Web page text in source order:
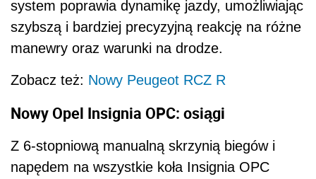
system poprawia dynamikę jazdy, umożliwiając
szybszą i bardziej precyzyjną reakcję na różne
manewry oraz warunki na drodze.
Zobacz też: Nowy Peugeot RCZ R
Nowy Opel Insignia OPC: osiągi
Z 6-stopniową manualną skrzynią biegów i
napędem na wszystkie koła Insignia OPC